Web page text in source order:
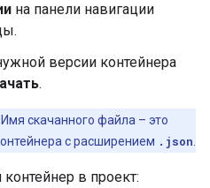
на панели навигации
версии контейнера
.
Имя скачанного файла – это
с расширением .json
в проект: